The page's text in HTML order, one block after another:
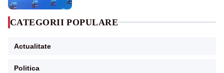
CATEGORII POPULARE
Actualitate
Politica